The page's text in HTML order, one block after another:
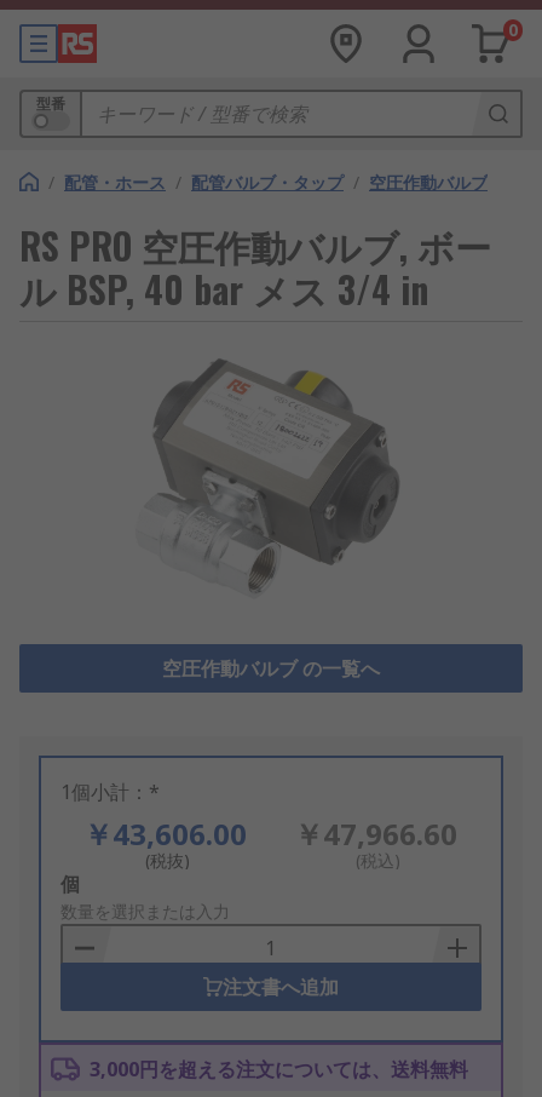
0
型番
/ 配管・ホース / 配管バルブ・タップ / 空圧作動バルブ
RS PRO 空圧作動バルブ, ボー
ル BSP, 40 bar メス 3/4 in
空圧作動バルブ の一覧へ
1個小計：*
￥43,606.00
(税抜)
￥47,966.60
(税込)
Add
to
Basket
個
数量を選択または入力
注文書へ追加
3,000円を超える注文については、送料無料